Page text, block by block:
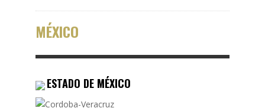
MÉXICO
ESTADO DE MÉXICO